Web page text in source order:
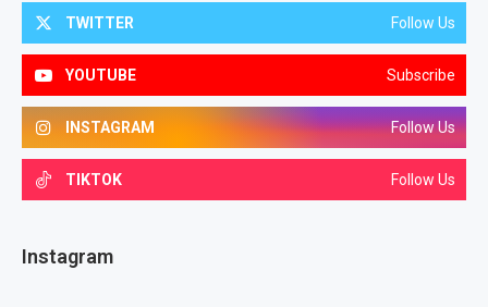
TWITTER Follow Us
YOUTUBE Subscribe
INSTAGRAM Follow Us
TIKTOK Follow Us
Instagram